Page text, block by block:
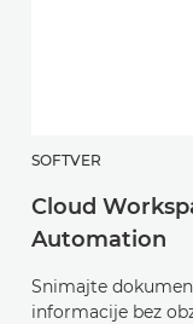
SOFTVER
Cloud
Automation
Snimajte
informacije bez